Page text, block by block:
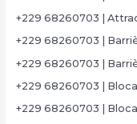
+229 68260703 |
+229 68260703 |
+229 68260703 |
+229 68260703 |
+229 68260703 |